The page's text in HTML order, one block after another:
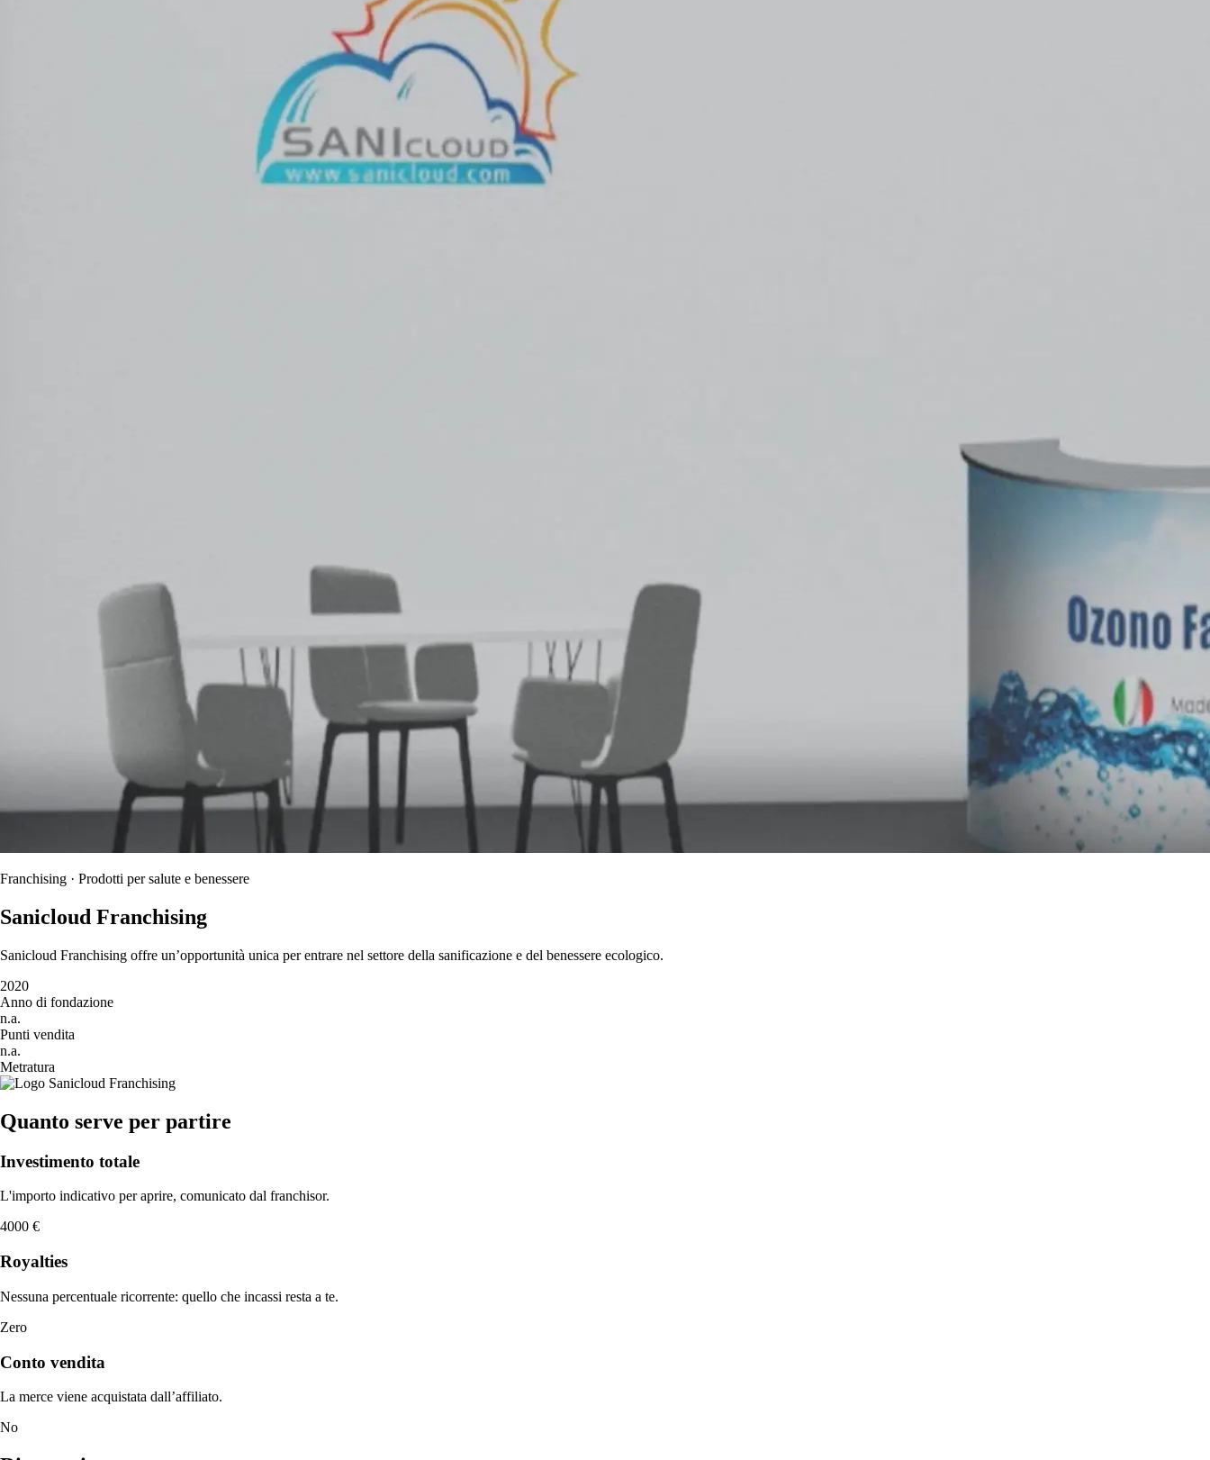
Franchising · Prodotti per salute e benessere
Sanicloud Franchising
Sanicloud Franchising offre un’opportunità unica per entrare nel settore della sanificazione e del benessere ecologico.
2020
Anno di fondazione
n.a.
Punti vendita
n.a.
Metratura
Quanto serve per partire
Investimento totale
L'importo indicativo per aprire, comunicato dal franchisor.
4000 €
Royalties
Nessuna percentuale ricorrente: quello che incassi resta a te.
Zero
Conto vendita
La merce viene acquistata dall’affiliato.
No